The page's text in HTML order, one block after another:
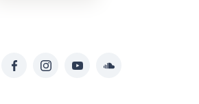
FacebookInstagramYouTubeSoundcloud